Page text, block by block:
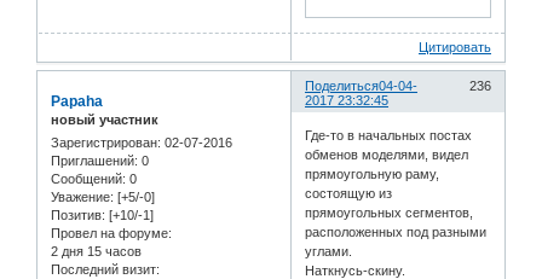
Цитировать
Поделиться 236
04-04-
2017 23:32:45
Papaha
новый участник
Зарегистрирован: 02-07-2016
Приглашений: 0
Сообщений: 0
Уважение: [+5/-0]
Позитив: [+10/-1]
Провел на форуме:
2 дня 15 часов
Последний визит:
Где-то в начальных постах
обменов моделями, видел
прямоугольную раму,
состоящую из
прямоугольных сегментов,
расположенных под разными
углами.
Наткнусь-скину.